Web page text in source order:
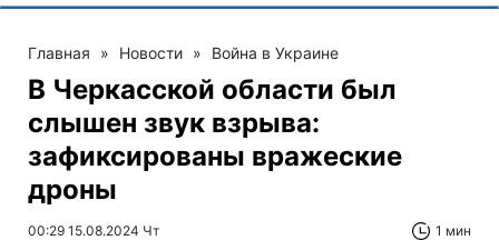
Главная » Новости » Война в Украине
В Черкасской области был
слышен звук взрыва:
зафиксированы вражеские
дроны
00:29 15.08.2024 Чт 1 мин